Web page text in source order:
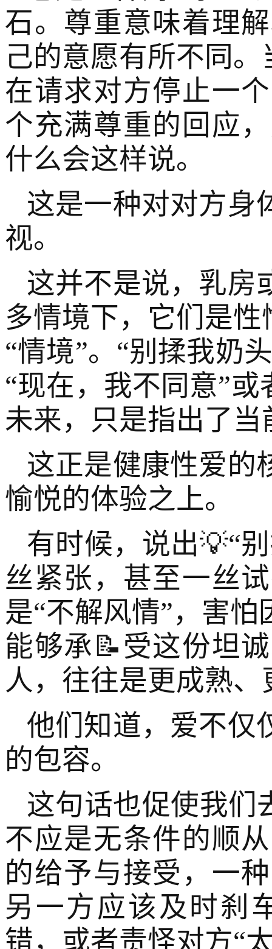
石。尊重意味着理
己的意愿有所不同
在请求对方停止一
个充满尊重的回应
什么会这样说。
这是一种对对方身
视。
这并不是说，乳房
多情境下，它们是
“情境”。“别揉我奶
“现在，我不同意”
未来，只是指出了当
这正是健康性爱的
愉悦的体验之上。
有时候，说出💡“
丝紧张，甚至一丝
是“不解风情”，害
能够承📝受这份坦
人，往往是更成熟
他们知道，爱不仅
的包容。
这句话也促使我们
不应是无条件的顺
的给予与接受，一
另一方应该及时刹
错，或者责怪对方“